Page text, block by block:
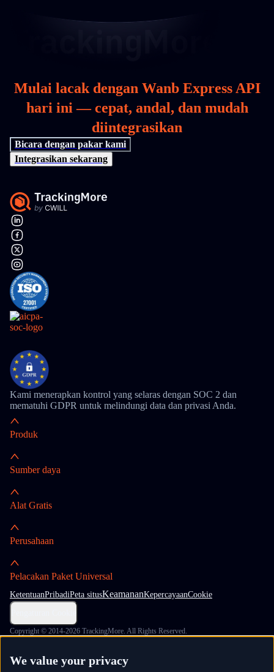
Mulai lacak dengan Wanb Express API
hari ini — cepat, andal, dan mudah
diintegrasikan
Bicara dengan pakar kami
Integrasikan sekarang
Kami menerapkan kontrol yang selaras dengan SOC 2 dan
mematuhi GDPR untuk melindungi data dan privasi Anda.
Produk
Sumber daya
Alat Gratis
Perusahaan
Pelacakan Paket Universal
KetentuanPribadiPeta situsKeamananKepercayaanCookie
Copyright © 2014-2026 TrackingMore. All Rights Reserved.
We value your privacy